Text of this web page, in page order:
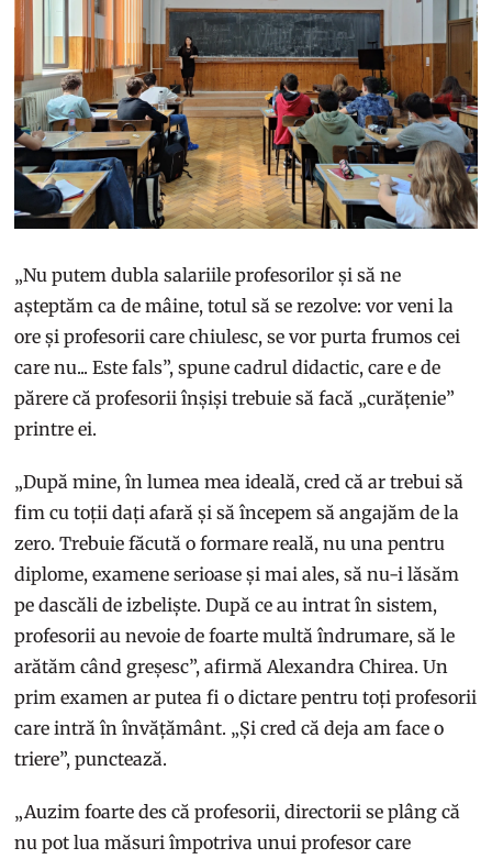
„Nu putem dubla salariile profesorilor și să ne
așteptăm ca de mâine, totul să se rezolve: vor veni la
ore și profesorii care chiulesc, se vor purta frumos cei
care nu... Este fals”, spune cadrul didactic, care e de
părere că profesorii înșiși trebuie să facă „curățenie”
printre ei.
„După mine, în lumea mea ideală, cred că ar trebui să
fim cu toții dați afară și să începem să angajăm de la
zero. Trebuie făcută o formare reală, nu una pentru
diplome, examene serioase și mai ales, să nu-i lăsăm
pe dascăli de izbeliște. După ce au intrat în sistem,
profesorii au nevoie de foarte multă îndrumare, să le
arătăm când greșesc”, afirmă Alexandra Chirea. Un
prim examen ar putea fi o dictare pentru toți profesorii
care intră în învățământ. „Și cred că deja am face o
triere”, punctează.
„Auzim foarte des că profesorii, directorii se plâng că
nu pot lua măsuri împotriva unui profesor care